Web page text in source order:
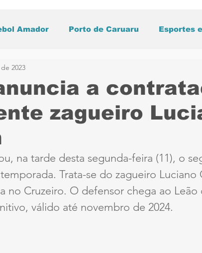
Amador Porto de Caruaru Esportes
do Mundo
Sport Série B ciclismo parapan
Jogos Escolares Retrô
a
zagueiro
2023
na tarde desta segunda-feira (11), o
Trata-se do zagueiro Luciano
no Cruzeiro. O defensor chega ao Leão
válido até novembro de 2024.